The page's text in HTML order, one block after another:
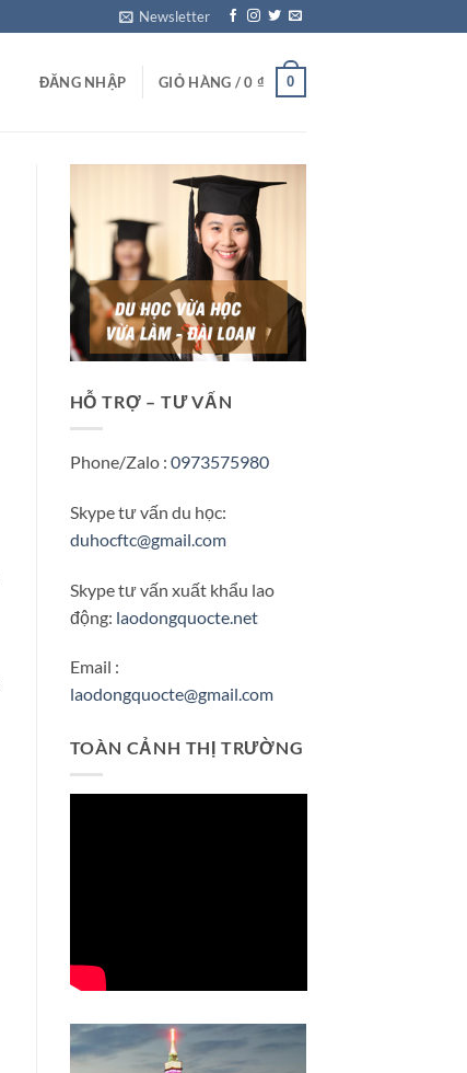
Newsletter
ĐĂNG NHẬP GIỎ HÀNG /0 ₫ 0
HỖ TRỢ – TƯ VẤN
Phone/Zalo : 0973575980
Skype tư vấn du học:
duhocftc@gmail.com
Skype tư vấn xuất khẩu lao
động: laodongquocte.net
Email :
laodongquocte@gmail.com
TOÀN CẢNH THỊ TRƯỜNG